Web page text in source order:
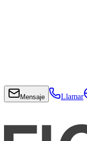
Mensaje Llamar